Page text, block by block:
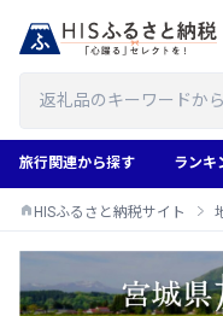
旅行関連から探す ランキ
HISふるさと納税サイト